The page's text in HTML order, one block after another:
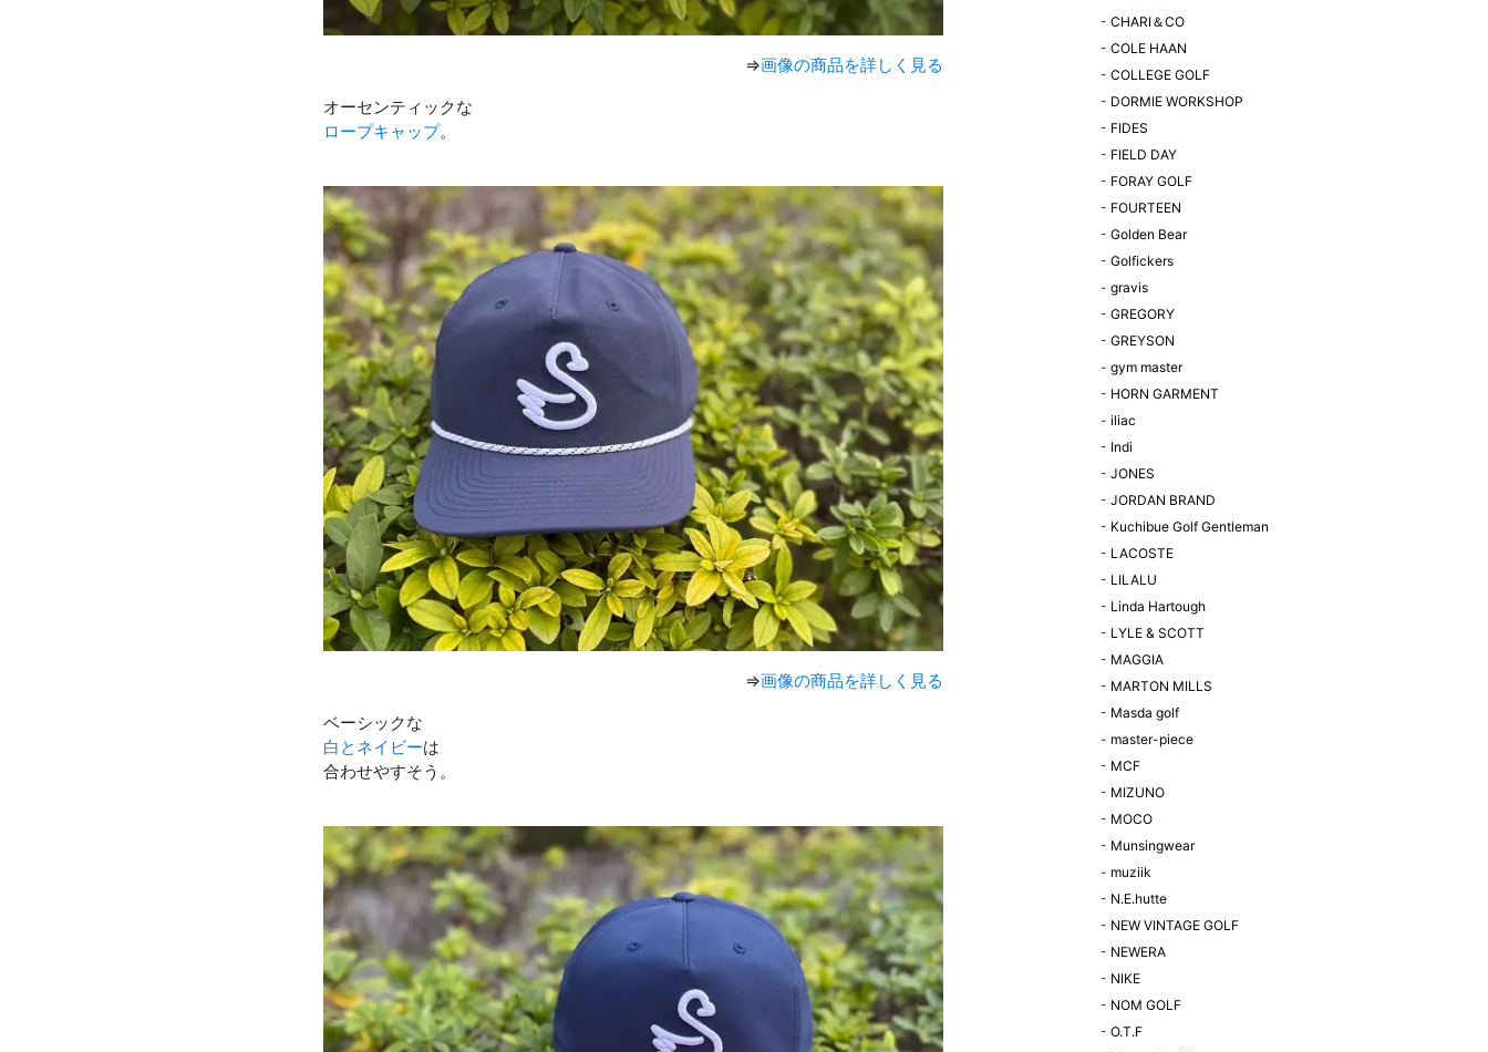
⇒画像の商品を詳しく見る
オーセンティックな
ロープキャップ。
⇒画像の商品を詳しく見る
ベーシックな
白とネイビーは
合わせやすそう。
- CHARI＆CO
- COLE HAAN
- COLLEGE GOLF
- DORMIE WORKSHOP
- FIDES
- FIELD DAY
- FORAY GOLF
- FOURTEEN
- Golden Bear
- Golfickers
- gravis
- GREGORY
- GREYSON
- gym master
- HORN GARMENT
- iliac
- Indi
- JONES
- JORDAN BRAND
- Kuchibue Golf Gentleman
- LACOSTE
- LILALU
- Linda Hartough
- LYLE & SCOTT
- MAGGIA
- MARTON MILLS
- Masda golf
- master-piece
- MCF
- MIZUNO
- MOCO
- Munsingwear
- muziik
- N.E.hutte
- NEW VINTAGE GOLF
- NEWERA
- NIKE
- NOM GOLF
- O.T.F